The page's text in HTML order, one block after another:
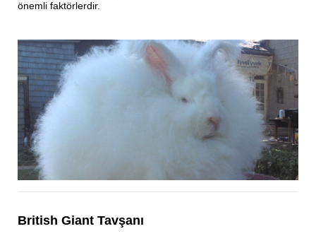
önemli faktörlerdir.
British Giant Tavşanı